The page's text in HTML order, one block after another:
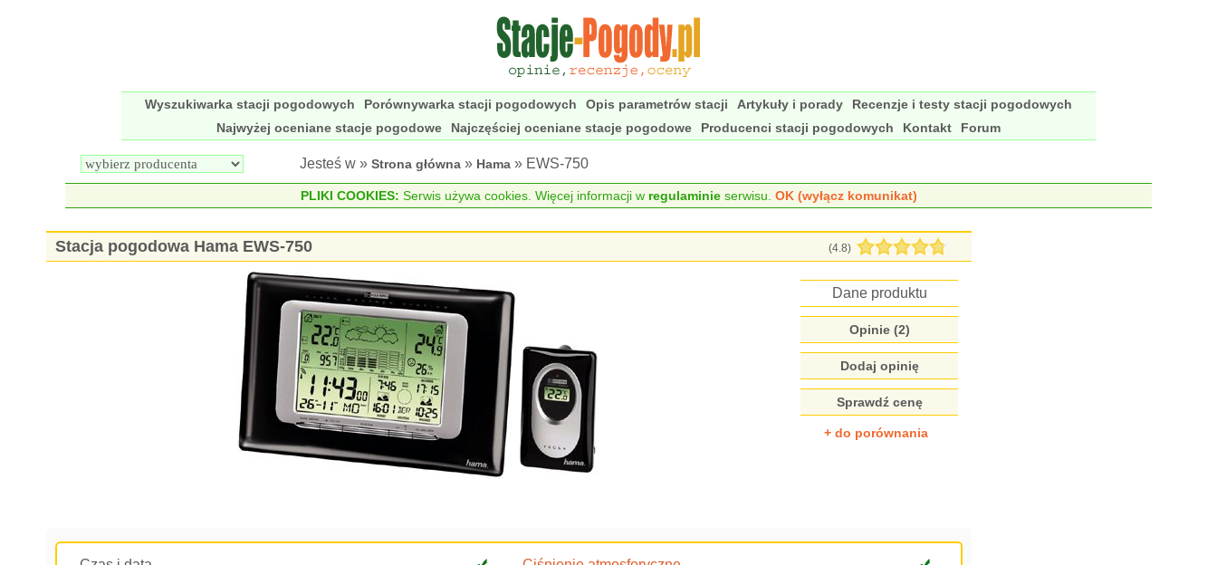
Wyszukiwarka stacji pogodowych Porównywarka stacji pogodowych Opis parametrów stacji Artykuły i porady
Recenzje i testy stacji pogodowych
Najwyżej oceniane stacje pogodowe
Najczęściej oceniane stacje pogodowe Producenci stacji pogodowych Kontakt Forum
Jesteś w » Strona główna » Hama » EWS-750
PLIKI COOKIES: Serwis używa cookies. Więcej informacji w regulaminieserwisu. OK (wyłącz komunikat)
Stacja pogodowa Hama EWS-750 (4.8)
Dane produktu
Opinie (2)
Dodaj opinię
Sprawdź cenę
+ do porównania